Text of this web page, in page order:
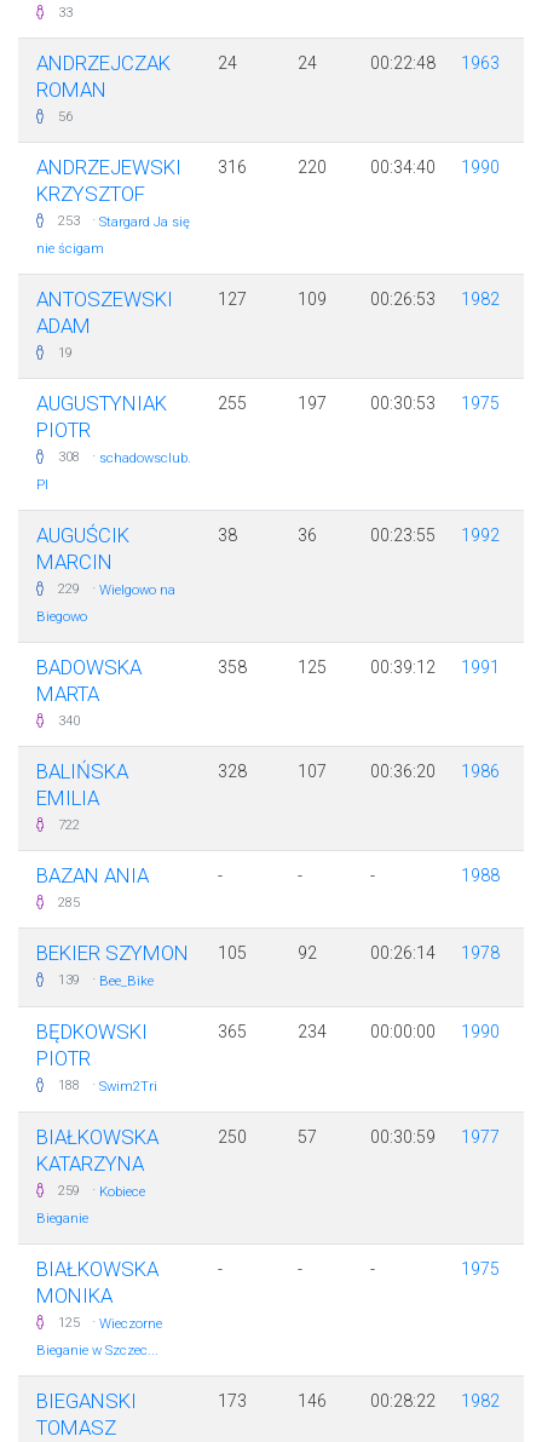
33
ANDRZEJCZAK
ROMAN
56
24 24 00:22:48 1963
ANDRZEJEWSKI
KRZYSZTOF
253 · Stargard Ja się
nie ścigam
316 220 00:34:40 1990
ANTOSZEWSKI
ADAM
19
127 109 00:26:53 1982
AUGUSTYNIAK
PIOTR
308 · schadowsclub.
Pl
255 197 00:30:53 1975
AUGUŚCIK
MARCIN
229 · Wielgowo na
Biegowo
38 36 00:23:55 1992
BADOWSKA
MARTA
340
358 125 00:39:12 1991
BALIŃSKA
EMILIA
722
328 107 00:36:20 1986
BAZAN ANIA
285
- - - 1988
BEKIER SZYMON
139 · Bee_Bike
105 92 00:26:14 1978
BĘDKOWSKI
PIOTR
188 · Swim2Tri
365 234 00:00:00 1990
BIAŁKOWSKA
KATARZYNA
259 · Kobiece
Bieganie
250 57 00:30:59 1977
BIAŁKOWSKA
MONIKA
125 · Wieczorne
Bieganie w Szczec...
- - - 1975
BIEGANSKI
TOMASZ
173 146 00:28:22 1982